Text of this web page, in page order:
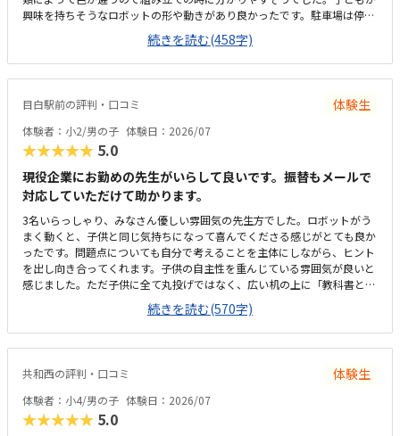
興味を持ちそうなロボットの形や動きがあり良かったです。駐車場は停め
やすく、分かりやすい場所にあるので助かります。近くに別の施設もある
ので、習ってない兄弟が過ごしやすいと思いました。教室はシンプルで余
計なものが置いてないので集中できそうです。清潔な空間でした。授業を
1日に2コマとれたり、翌月に回したりできるのは助かります。料金は今の
います。子どもが自発的にどんどん作り進めていったのには正直驚きまし
た。最初からたくさんあれこれ説明されずブロックを触らせてもらったの
で楽しんで進めていけたのかもしれません。作り進めていく中で説明を入
れてもらい、理解し、さらに進めていけたのが良かったです。
続きを読む(458字)
目白駅前の評判・口コミ 体験生
体験者：小2/男の子 体験日：2026/07
★★★★★ 5.0
現役企業にお勤めの先生がいらして良いです。振替もメールで
対応していただけて助かります。
3名いらっしゃり、みなさん優しい雰囲気の先生方でした。ロボットがう
まく動くと、子供と同じ気持ちになって喜んでくださる感じがとても良か
ったです。問題点についても自分で考えることを主体にしながら、ヒント
を出し向き合ってくれます。子供の自主性を重んじている雰囲気が良いと
感じました。ただ子供に全て丸投げではなく、広い机の上に「教科書とキ
ットをどこに置いたらやりやすいかな？」と声をかけてくださり、そこか
ら自分で考えていました。ロボット作りもヒントをいただきながら、自分
で教科書を読んで作り上げていました。駅近くですが、静かな環境です。
急な坂道があるので、暑い夏など、重いキットを背負っていく小さな子供
ールも良いです。教室にある教科書などもきちんと整理整頓されていま
す。キット代が兄弟割引で半額になりました。入会金も無料に。欲を言え
ば、毎月の月謝も兄弟割引があると更に良いなと思います。（上記3の回
答と同じ）子供の自主性を重んじている雰囲気が良いと感じました。ただ
続きを読む(570字)
共和西の評判・口コミ 体験生
体験者：小4/男の子 体験日：2026/07
★★★★★ 5.0